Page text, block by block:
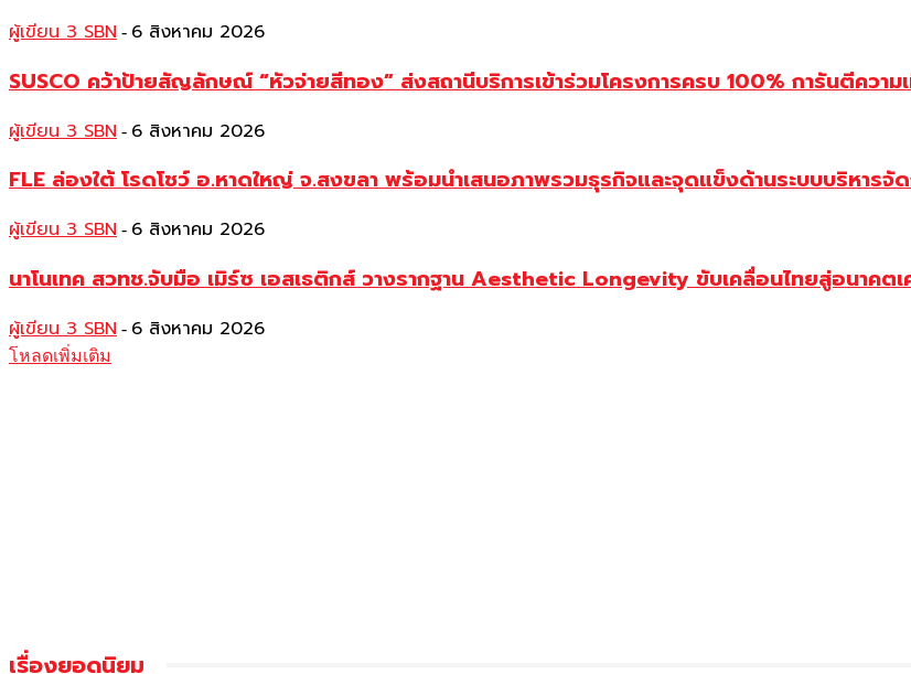
ผู้เขียน 3 SBN - 6 สิงหาคม 2026
SUSCO คว้าป้ายสัญลักษณ์ “หัวจ่ายสีทอง” ส่งสถานีบริการเข้าร่วมโครงการครบ 100% การันตีควา
ผู้เขียน 3 SBN - 6 สิงหาคม 2026
FLE ล่องใต้ โรดโชว์ อ.หาดใหญ่ จ.สงขลา พร้อมนำเสนอภาพรวมธุรกิจและจุดแข็งด้านระบบบริหาร
ผู้เขียน 3 SBN - 6 สิงหาคม 2026
นาโนเทค สวทช.จับมือ เมิร์ซ เอสเธติกส์ วางรากฐาน Aesthetic Longevity ขับเคลื่อนไทยสู่อนาค
ผู้เขียน 3 SBN - 6 สิงหาคม 2026
โหลดเพิ่มเติม
เรื่องยอดนิยม